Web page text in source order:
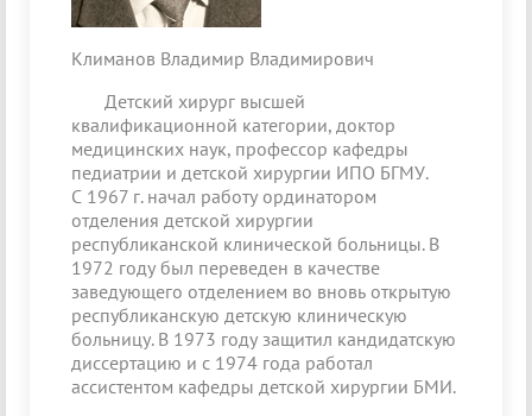
Климанов Владимир Владимирович
Детский хирург высшей
квалификационной категории, доктор
медицинских наук, профессор кафедры
педиатрии и детской хирургии ИПО БГМУ.
С 1967 г. начал работу ординатором
отделения детской хирургии
республиканской клинической больницы. В
1972 году был переведен в качестве
заведующего отделением во вновь открытую
республиканскую детскую клиническую
больницу. В 1973 году защитил кандидатскую
диссертацию и с 1974 года работал
ассистентом кафедры детской хирургии БМИ.